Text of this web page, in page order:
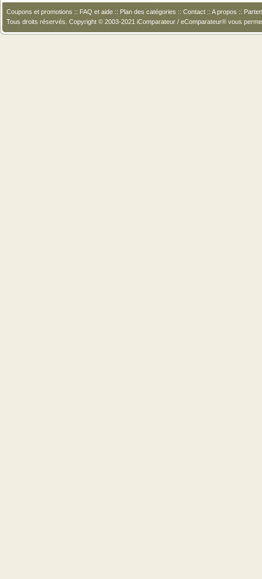
Coupons et promotions :: FAQ et aide :: Plan des catégories :: Contact :: A propos ::
Tous droits réservés. Copyright © 2003-2021 iComparateur / eComparateur® vous